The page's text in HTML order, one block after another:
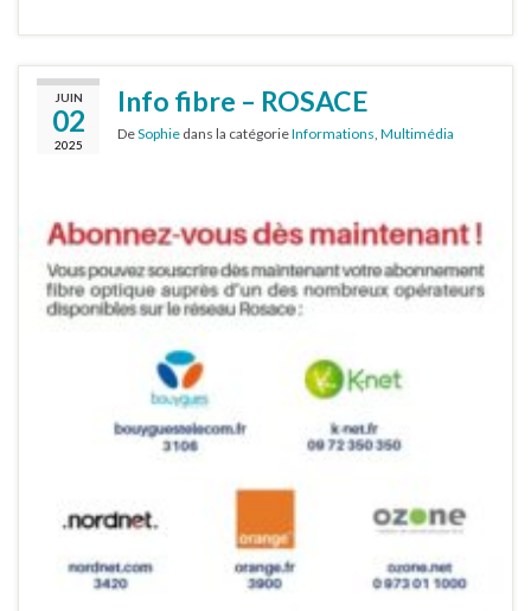
JUIN
02
2025
Info fibre – ROSACE
DeSophie dans la catégorieInformations, Multimédia